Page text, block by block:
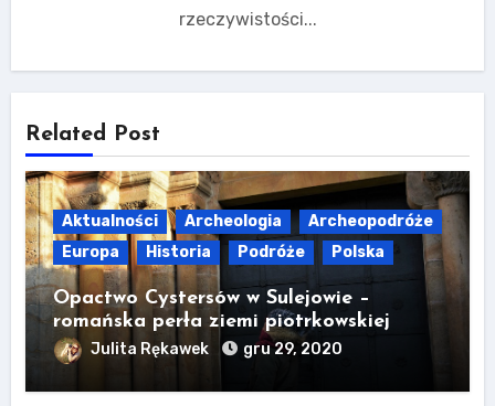
rzeczywistości...
Related Post
Aktualności Archeologia
Archeopodróże
Europa
Historia Podróże Polska
Opactwo Cystersów w Sulejowie –
romańska perła ziemi piotrkowskiej
Julita Rękawek gru 29, 2020